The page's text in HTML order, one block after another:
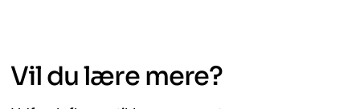
Vil du lære mere?